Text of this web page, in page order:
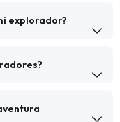
explorador?